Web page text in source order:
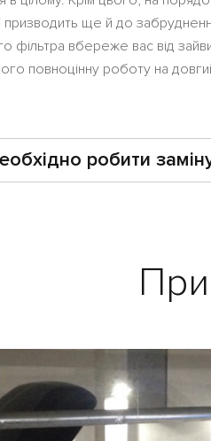
призводить ще й до
фільтра вбереже вас від
повноцінну роботу на
робити